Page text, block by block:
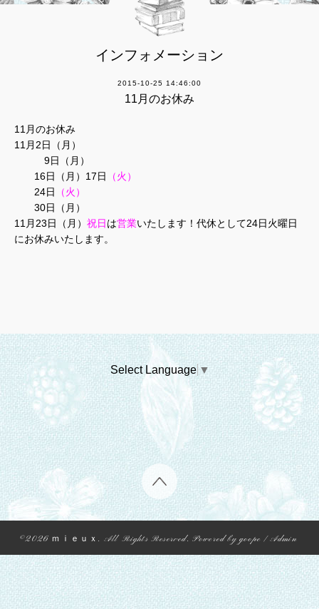
インフォメーション
2015-10-25 14:46:00
11月のお休み
11月のお休み
11月2日（月）
9日（月）
16日（月）17日
（火）
24日
（火）
30日（月）
11月23日（月） 祝日は営業いたします！代休として24日火曜日
にお休みいたします。
Select Language ▼
©2026 ｍｉｅｕｘ. All Rights Reserved. Powered bygoope /Admin